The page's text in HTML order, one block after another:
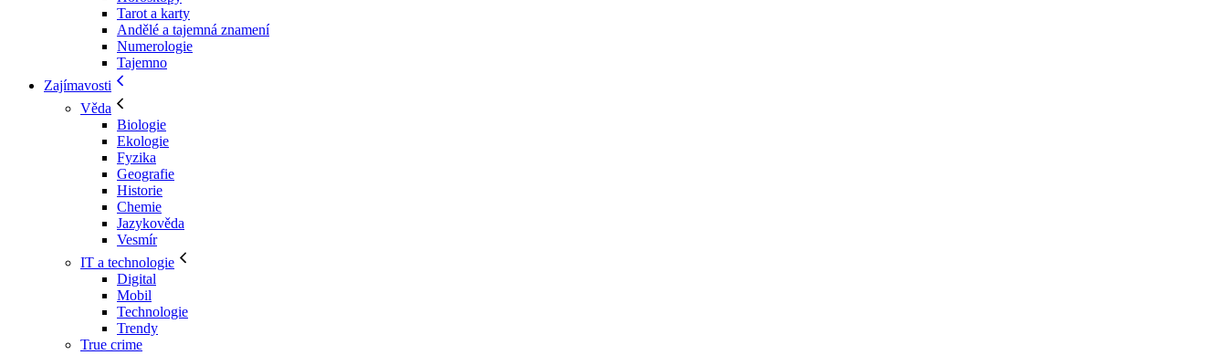
Tarot a karty
Andělé a tajemná znamení
Numerologie
Tajemno
Zajímavosti
Věda
Biologie
Ekologie
Fyzika
Geografie
Historie
Chemie
Jazykověda
Vesmír
IT a technologie
Digital
Mobil
Technologie
Trendy
True crime